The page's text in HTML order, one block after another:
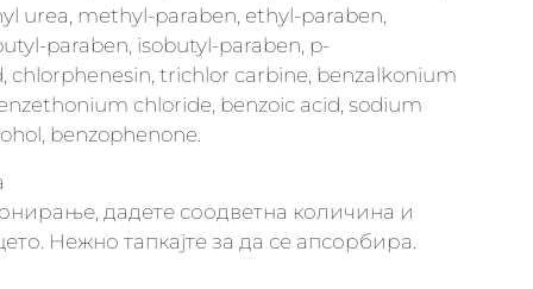
urea, methyl-paraben, ethyl-paraben,
paraben, isobutyl-paraben, p-
chlorphenesin, trichlor carbine, benzalkonium
chloride, benzoic acid, sodium
benzophenone.
дадете соодветна количина и
Нежно тапкајте за да се апсорбира.